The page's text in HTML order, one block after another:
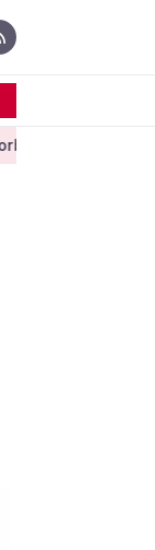
početka 2027.